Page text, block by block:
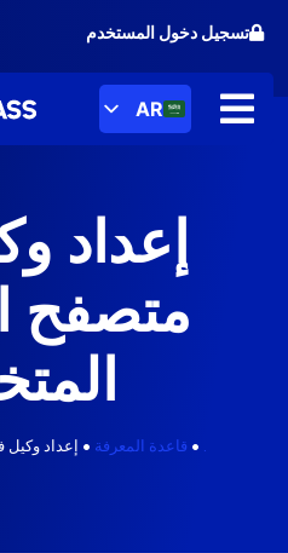
الى
المحتوى
تسجيل دخول المستخدم
AR
إعداد
متصفح
• قاعدة المعرفة • إعداد